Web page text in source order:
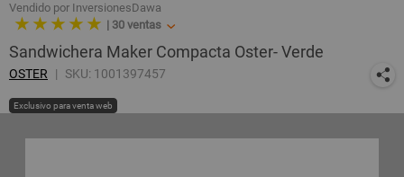
Vendido por InversionesDawa
★ ★ ★ ★ ★ | 30 ventas
Sandwichera Maker Compacta Oster- Verde
OSTER SKU: 1001397457
Exclusivo para venta web